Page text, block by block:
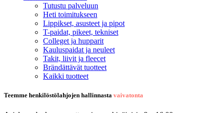
Tutustu palveluun
Heti toimitukseen
Lippikset, asusteet ja pipot
T-paidat, pikeet, tekniset
Colleget ja hupparit
Kauluspaidat ja neuleet
Takit, liivit ja fleecet
Brändättävät tuotteet
Kaikki tuotteet
Teemme henkilöstölahjojen hallinnasta vaivatonta